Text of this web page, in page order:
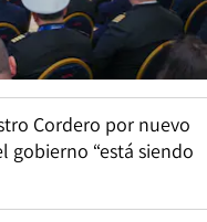
Cordero por nuevo
gobierno “está siendo